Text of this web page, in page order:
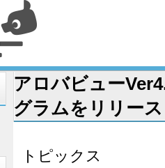
アロバビュー
グラムをリリー
トピックス